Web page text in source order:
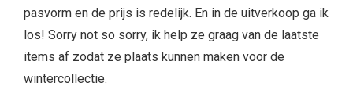
pasvorm en de prijs is redelijk. En in de uitverkoop ga ik
los! Sorry not so sorry, ik help ze graag van de laatste
items af zodat ze plaats kunnen maken voor de
wintercollectie.